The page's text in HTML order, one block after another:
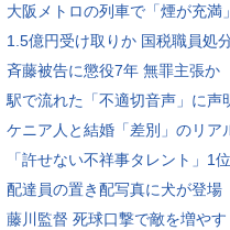
大阪メトロの列車で「煙が充満」
1.5億円受け取りか 国税職員処
斉藤被告に懲役7年 無罪主張か
駅で流れた「不適切音声」に声
ケニア人と結婚「差別」のリア
「許せない不祥事タレント」1位
配達員の置き配写真に犬が登場
藤川監督 死球口撃で敵を増やす